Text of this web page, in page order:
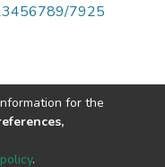
7925
for the
.